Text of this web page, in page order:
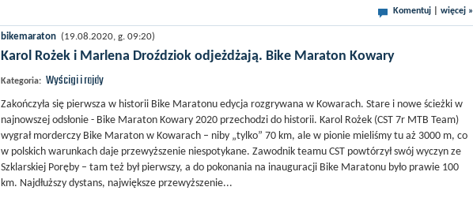
Komentuj więcej »
bikemaraton (19.08.2020, g. 09:20)
Karol Rożek i Marlena Droździok odjeżdżają. Bike Maraton Kowary
Kategoria: Wyścigi i rajdy
Zakończyła się pierwsza w historii Bike Maratonu edycja rozgrywana w Kowarach. Stare i nowe ścieżki w
najnowszej odsłonie - Bike Maraton Kowary 2020 przechodzi do historii. Karol Rożek (CST 7r MTB Team)
wygrał morderczy Bike Maraton w Kowarach – niby „tylko” 70 km, ale w pionie mieliśmy tu aż 3000 m, co
w polskich warunkach daje przewyższenie niespotykane. Zawodnik teamu CST powtórzył swój wyczyn ze
Szklarskiej Poręby – tam też był pierwszy, a do pokonania na inauguracji Bike Maratonu było prawie 100
km. Najdłuższy dystans, największe przewyższenie...